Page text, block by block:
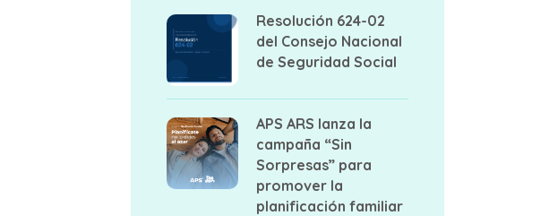
Resolución 624-02
del Consejo Nacional
de Seguridad Social
APS ARS lanza la
campaña “Sin
Sorpresas” para
promover la
planificación familiar